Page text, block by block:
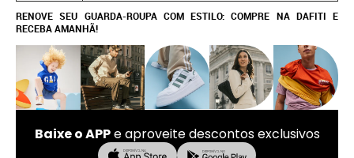
RENOVE SEU GUARDA-ROUPA COM ESTILO: COMPRE NA DAFITI E
RECEBA AMANHÃ!
Baixe o APPe aproveite descontos exclusivos